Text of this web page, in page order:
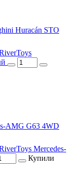
Huracán STO
AMG G63 4WD
Mercedes-
Купили